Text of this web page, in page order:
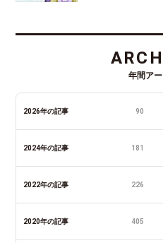
年間ア
2026年の記事 90
2024年の記事 181
2022年の記事 226
2020年の記事 405